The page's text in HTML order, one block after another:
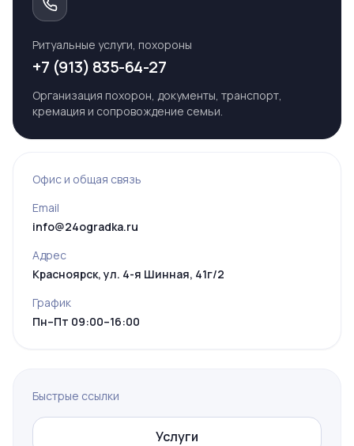
Ритуальные услуги, похороны
+7 (913) 835-64-27
Организация похорон, документы, транспорт,
кремация и сопровождение семьи.
Офис и общая связь
Email
info@24ogradka.ru
Адрес
Красноярск, ул. 4-я Шинная, 41г/2
График
Пн–Пт 09:00–16:00
Быстрые ссылки
Услуги